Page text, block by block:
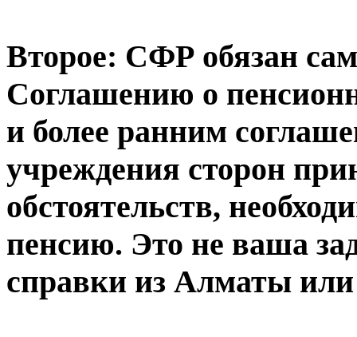
Второе: СФР обязан
Соглашению о
и более ранним
учреждения сторон
обстоятельств,
пенсию. Это не ваша
справки из Алматы